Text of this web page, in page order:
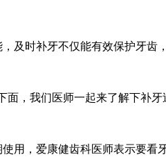
及时补牙不仅能有效保护牙
面，我们医师一起来了解下补
使用，爱康健齿科医师表示要